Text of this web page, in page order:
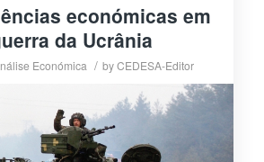
económicas em
da Ucrânia
Económica / byCEDESA-Editor